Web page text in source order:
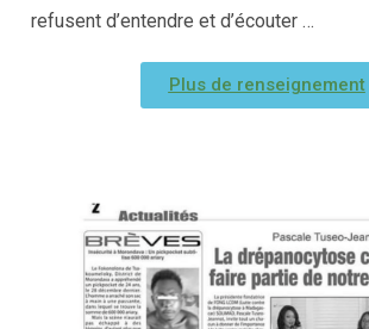
refusent d’entendre et d’écouter …
Plus de renseignement